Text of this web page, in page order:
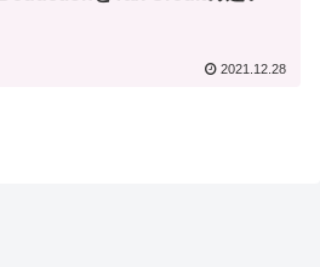
2021.12.28